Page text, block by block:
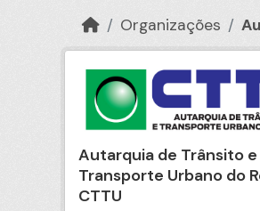
Organizações
Autarquia de Trânsito e
Transporte Urbano do
CTTU